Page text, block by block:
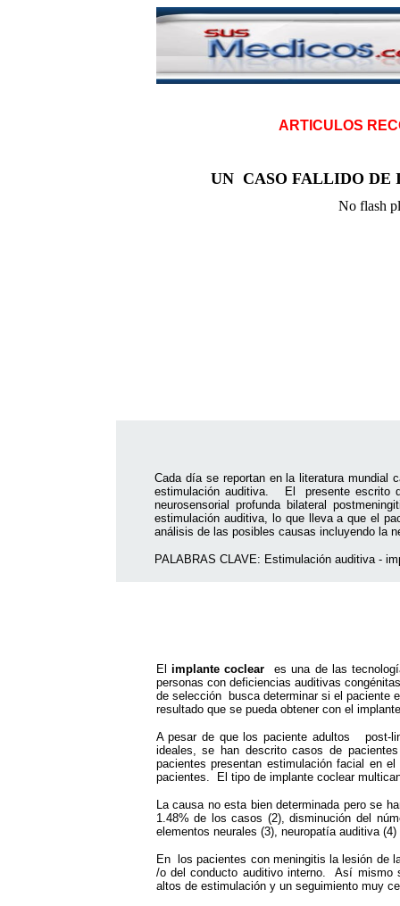
ARTICULOS
UN CASO FALLIDO DE
No flash
Cada día se reportan en la literatura mundial
estimulación auditiva. El presente escrito
neurosensorial profunda bilateral
estimulación auditiva, lo que lleva a que el
análisis de las posibles causas incluyendo la
PALABRAS CLAVE: Estimulación auditiva-
El implante coclear es una de las
personas con deficiencias auditivas
de selección busca determinar si el paciente
resultado que se pueda obtener con el
A pesar de que los paciente adultos post-
ideales, se han descrito casos de
pacientes presentan estimulación facial en
pacientes. El tipo de implante coclear
La causa no esta bien determinada pero se
1.48% de los casos (2), disminución del
elementos neurales (3), neuropatía auditiva
En los pacientes con meningitis la lesión de
/o del conducto auditivo interno. Así
altos de estimulación y un seguimiento muy